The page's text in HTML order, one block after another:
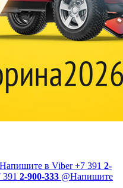
Напишите в Viber +7 391 2-
391 2-900-333 @Напишите